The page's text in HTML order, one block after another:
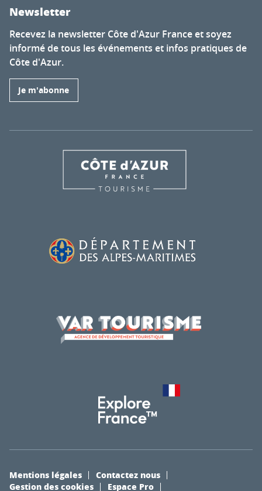
Newsletter
Recevez la newsletter Côte d'Azur France et soyez
informé de tous les événements et infos pratiques de
Côte d'Azur.
Je m'abonne
Mentions légales
Contactez nous
Gestion des cookies
Espace Pro